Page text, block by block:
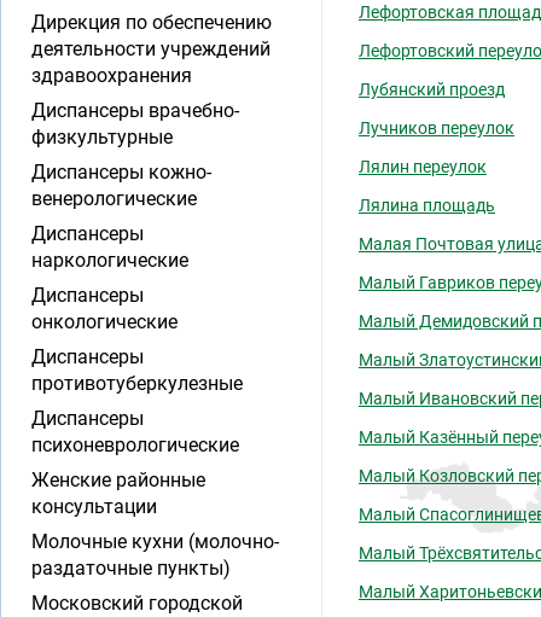
Лефортовская
Лефортовский
Лубянский проезд
Лучников переулок
Лялин переулок
Лялина площадь
Малая Почтовая
Малый Гавриков
Малый Демидовский
Малый
Малый Ивановский
Малый Казённый
Малый Козловский
Малый
Малый
Малый
Дирекция по обеспечению
деятельности учреждений
здравоохранения
Диспансеры врачебно-
физкультурные
Диспансеры кожно-
венерологические
Диспансеры
наркологические
Диспансеры
онкологические
Диспансеры
противотуберкулезные
Диспансеры
психоневрологические
Женские районные
консультации
Молочные кухни (молочно-
раздаточные пункты)
Московский городской